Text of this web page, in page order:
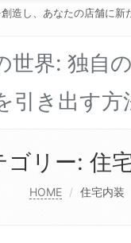
造し、あなたの店舗に新
世界: 独自
引き出す方
ゴリー: 住
HOME 住宅内装